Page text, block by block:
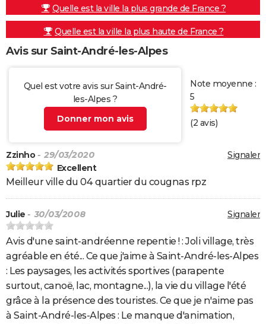
Quelle est la ville la plus grande de France ?
Quelle est la ville la plus haute de France ?
Avis sur Saint-André-les-Alpes
Quel est votre avis sur Saint-André-
les-Alpes ?
Donner mon avis
Note moyenne :
5
(2 avis)
Signaler
Zzinho - 29/03/2020
Excellent
Meilleur ville du 04 quartier du cougnas rpz
Signaler
Julie - 30/03/2008
Avis d'une saint-andréenne repentie ! : Joli village, très
agréable en été... Ce que j'aime à Saint-André-les-Alpes
: Les paysages, les activités sportives (parapente
surtout, canoë, lac, montagne...), la vie du village l'été
grâce à la présence des touristes. Ce que je n'aime pas
à Saint-André-les-Alpes : Le manque d'animation,